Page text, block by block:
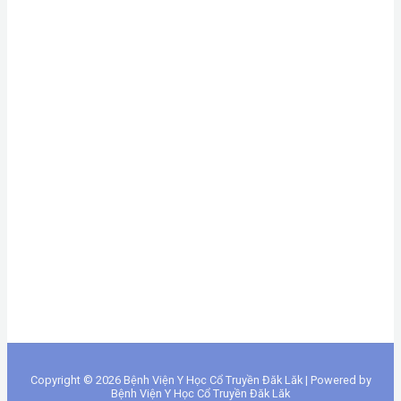
Copyright © 2026 Bệnh Viện Y Học Cổ Truyền Đăk Lăk | Powered by
Bệnh Viện Y Học Cổ Truyền Đăk Lăk